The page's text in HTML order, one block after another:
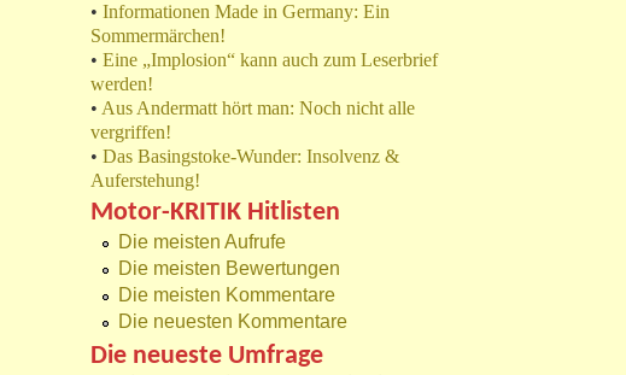
• Informationen Made in Germany: Ein
Sommermärchen!
• Eine „Implosion“ kann auch zum Leserbrief
werden!
• Aus Andermatt hört man: Noch nicht alle
vergriffen!
• Das Basingstoke-Wunder: Insolvenz &
Auferstehung!
Motor-KRITIK Hitlisten
Die meisten Aufrufe
Die meisten Bewertungen
Die meisten Kommentare
Die neuesten Kommentare
Die neueste Umfrage